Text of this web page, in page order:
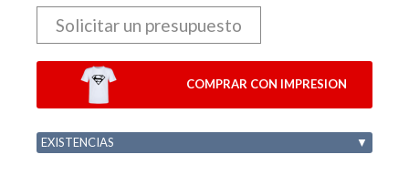
Solicitar un presupuesto
COMPRAR CON IMPRESION
EXISTENCIAS ▼